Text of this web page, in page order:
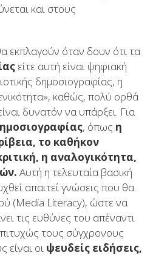
και στους
εκπλαγούν όταν δουν ότι τα
είτε αυτή είναι ψηφιακή
δημοσιογραφίας, η
καθώς, πολύ ορθά
δυνατόν να υπάρξει. Για
, όπως η
το καθήκον
η αναλογικότητα,
Αυτή η τελευταία βασική
απαιτεί γνώσεις που θα
(Media Literacy), ώστε να
τις ευθύνες του απέναντι
τους σύγχρονους
οι ψευδείς ειδήσεις,